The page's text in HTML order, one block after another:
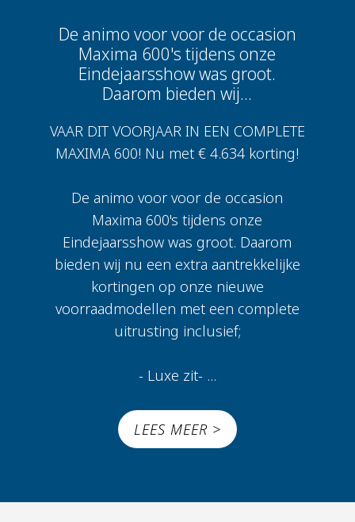
De animo voor voor de occasion
Maxima 600's tijdens onze
Eindejaarsshow was groot.
Daarom bieden wij...
VAAR DIT VOORJAAR IN EEN COMPLETE
MAXIMA 600! Nu met € 4.634 korting!
De animo voor voor de occasion
Maxima 600's tijdens onze
Eindejaarsshow was groot. Daarom
bieden wij nu een extra aantrekkelijke
kortingen op onze nieuwe
voorraadmodellen met een complete
uitrusting inclusief;
- Luxe zit- ...
LEES MEER >